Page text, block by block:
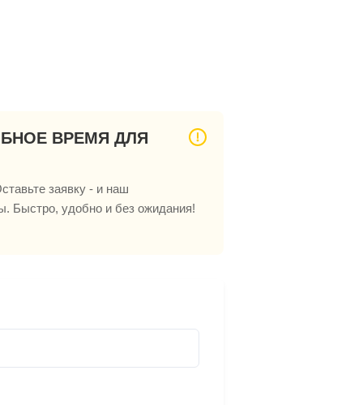
ВРЕМЯ ДЛЯ
заявку - и наш
Быстро, удобно и без ожидания!